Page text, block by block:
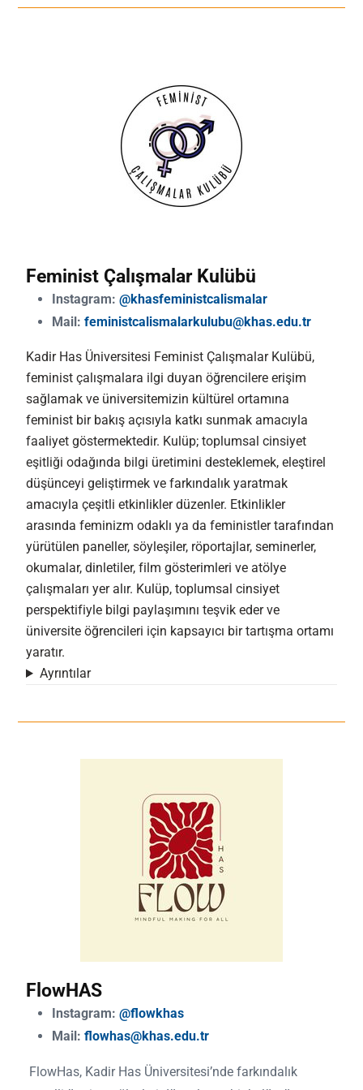
Feminist Çalışmalar Kulübü
Instagram: @khasfeministcalismalar
Mail: feministcalismalarkulubu@khas.edu.tr
Kadir Has Üniversitesi Feminist Çalışmalar Kulübü,
feminist çalışmalara ilgi duyan öğrencilere erişim
sağlamak ve üniversitemizin kültürel ortamına
feminist bir bakış açısıyla katkı sunmak amacıyla
faaliyet göstermektedir. Kulüp; toplumsal cinsiyet
eşitliği odağında bilgi üretimini desteklemek, eleştirel
düşünceyi geliştirmek ve farkındalık yaratmak
amacıyla çeşitli etkinlikler düzenler. Etkinlikler
arasında feminizm odaklı ya da feministler tarafından
yürütülen paneller, söyleşiler, röportajlar, seminerler,
okumalar, dinletiler, film gösterimleri ve atölye
çalışmaları yer alır. Kulüp, toplumsal cinsiyet
perspektifiyle bilgi paylaşımını teşvik eder ve
üniversite öğrencileri için kapsayıcı bir tartışma ortamı
yaratır.
Ayrıntılar
FlowHAS
Instagram: @flowkhas
Mail: flowhas@khas.edu.tr
FlowHas, Kadir Has Üniversitesi’nde farkındalık